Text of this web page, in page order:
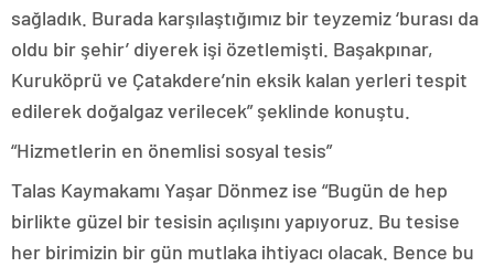
sağladık. Burada karşılaştığımız bir teyzemiz ‘burası da
oldu bir şehir’ diyerek işi özetlemişti. Başakpınar,
Kuruköprü ve Çatakdere’nin eksik kalan yerleri tespit
edilerek doğalgaz verilecek” şeklinde konuştu.
“Hizmetlerin en önemlisi sosyal tesis”
Talas Kaymakamı Yaşar Dönmez ise “Bugün de hep
birlikte güzel bir tesisin açılışını yapıyoruz. Bu tesise
her birimizin bir gün mutlaka ihtiyacı olacak. Bence bu